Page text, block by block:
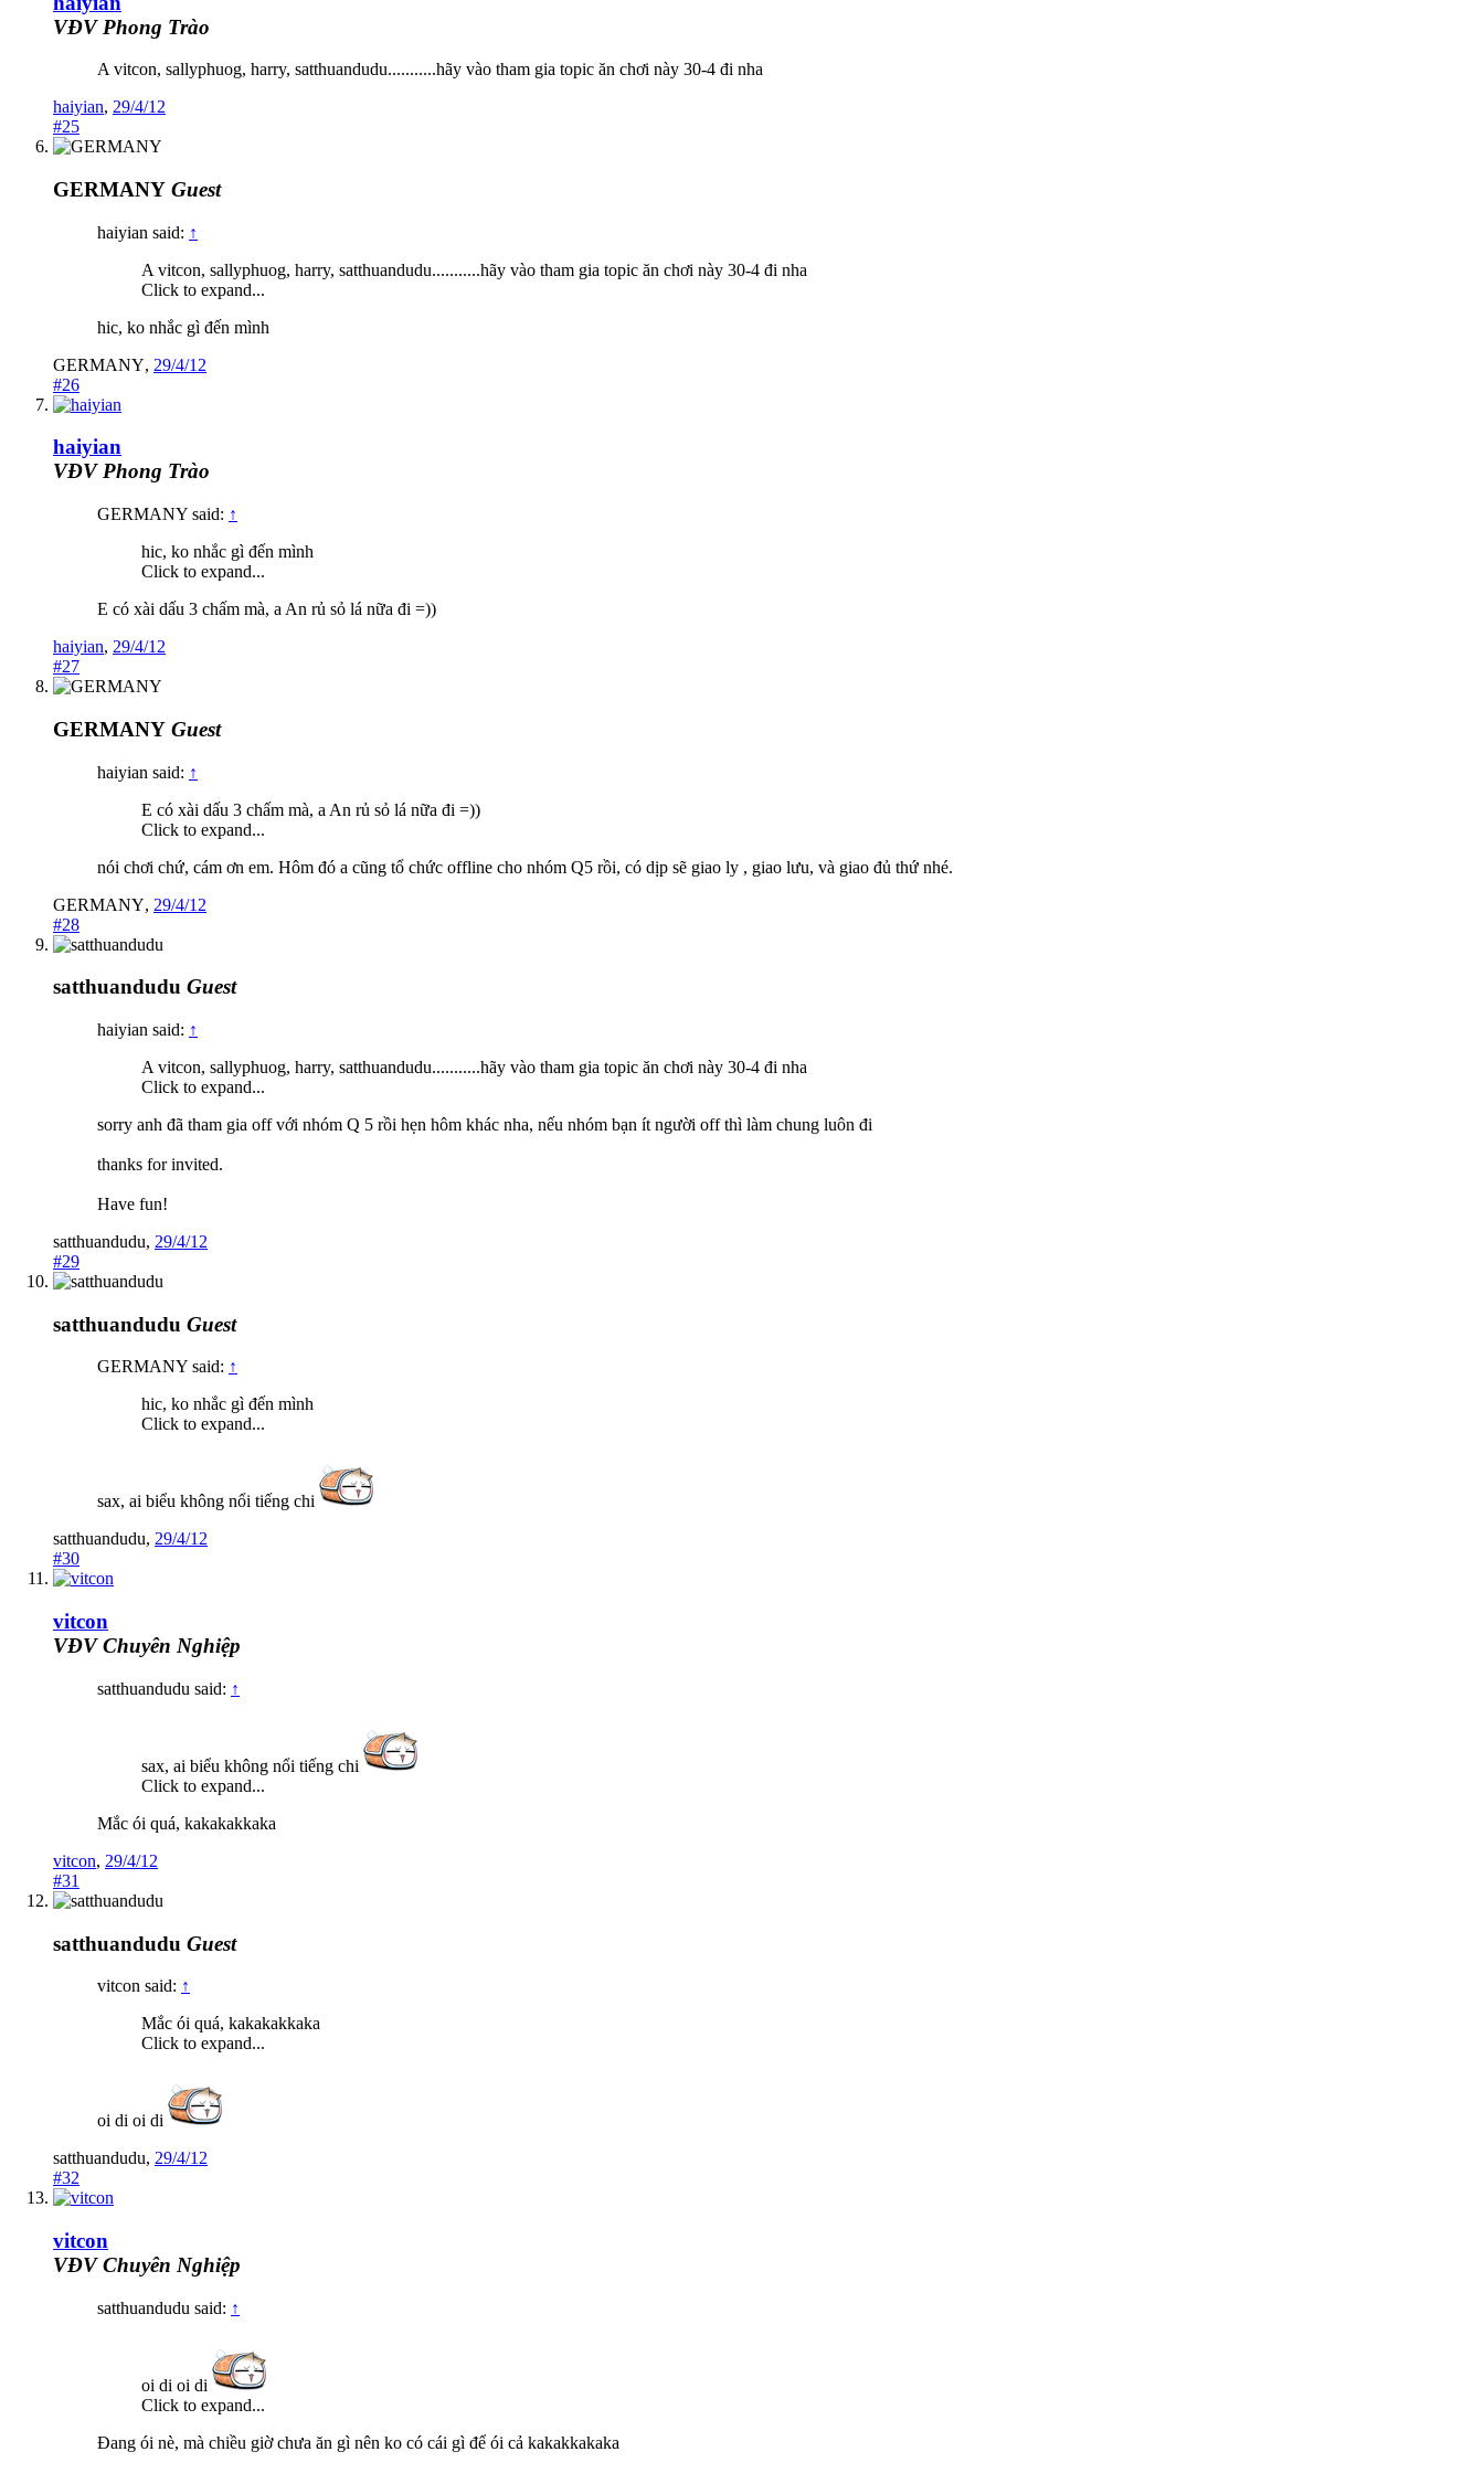
VĐV Phong Trào
A vitcon, sallyphuog, harry, satthuandudu...........hãy vào tham gia topic ăn chơi này 30-4 đi nha
haiyian, 29/4/12
#25
GERMANY Guest
haiyian said: ↑
A vitcon, sallyphuog, harry, satthuandudu...........hãy vào tham gia topic ăn chơi này 30-4 đi nha
Click to expand...
hic, ko nhắc gì đến mình
GERMANY, 29/4/12
#26
haiyian
VĐV Phong Trào
GERMANY said: ↑
hic, ko nhắc gì đến mình
Click to expand...
E có xài dấu 3 chấm mà, a An rủ sỏ lá nữa đi =))
haiyian, 29/4/12
#27
GERMANY Guest
haiyian said: ↑
E có xài dấu 3 chấm mà, a An rủ sỏ lá nữa đi =))
Click to expand...
nói chơi chứ, cám ơn em. Hôm đó a cũng tổ chức offline cho nhóm Q5 rồi, có dịp sẽ giao ly , giao lưu, và giao đủ thứ nhé.
GERMANY, 29/4/12
#28
satthuandudu Guest
haiyian said: ↑
A vitcon, sallyphuog, harry, satthuandudu...........hãy vào tham gia topic ăn chơi này 30-4 đi nha
Click to expand...
sorry anh đã tham gia off với nhóm Q 5 rồi hẹn hôm khác nha, nếu nhóm bạn ít người off thì làm chung luôn đi
thanks for invited.
Have fun!
satthuandudu, 29/4/12
#29
satthuandudu Guest
GERMANY said: ↑
hic, ko nhắc gì đến mình
Click to expand...
sax, ai biểu không nổi tiếng chi
satthuandudu, 29/4/12
#30
vitcon
VĐV Chuyên Nghiệp
satthuandudu said: ↑
sax, ai biểu không nổi tiếng chi
Click to expand...
Mắc ói quá, kakakakkaka
vitcon, 29/4/12
#31
satthuandudu Guest
vitcon said: ↑
Mắc ói quá, kakakakkaka
Click to expand...
oi di oi di
satthuandudu, 29/4/12
#32
vitcon
VĐV Chuyên Nghiệp
satthuandudu said: ↑
oi di oi di
Click to expand...
Đang ói nè, mà chiều giờ chưa ăn gì nên ko có cái gì để ói cả kakakkakaka